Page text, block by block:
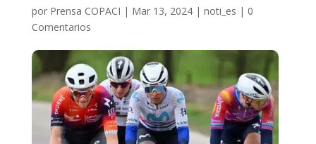
por Prensa COPACI | Mar 13, 2024| noti_es | 0
Comentarios